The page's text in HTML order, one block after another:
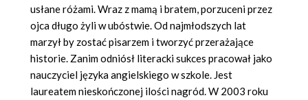
usłane różami. Wraz z mamą i bratem, porzuceni przez
ojca długo żyli w ubóstwie. Od najmłodszych lat
marzył by zostać pisarzem i tworzyć przerażające
historie. Zanim odniósł literacki sukces pracował jako
nauczyciel języka angielskiego w szkole. Jest
laureatem nieskończonej ilości nagród. W 2003 roku